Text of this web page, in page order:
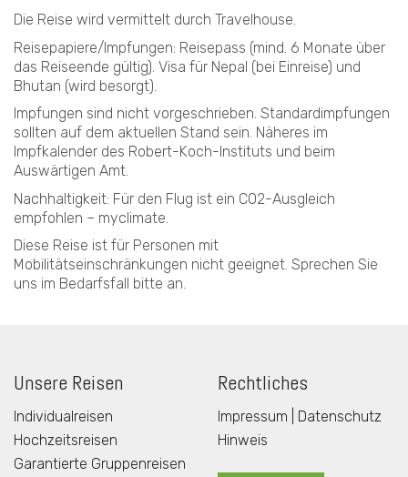
Die Reise wird vermittelt durch Travelhouse.
Reisepapiere/Impfungen: Reisepass (mind. 6 Monate über
das Reiseende gültig). Visa für Nepal (bei Einreise) und
Bhutan (wird besorgt).
Impfungen sind nicht vorgeschrieben. Standardimpfungen
sollten auf dem aktuellen Stand sein. Näheres im
Impfkalender des Robert-Koch-Instituts und beim
Auswärtigen Amt.
Nachhaltigkeit: Für den Flug ist ein CO2-Ausgleich
empfohlen – myclimate.
Diese Reise ist für Personen mit
Mobilitätseinschränkungen nicht geeignet. Sprechen Sie
uns im Bedarfsfall bitte an.
Unsere Reisen
Individualreisen
Hochzeitsreisen
Garantierte Gruppenreisen
Rechtliches
Impressum | Datenschutz
Hinweis